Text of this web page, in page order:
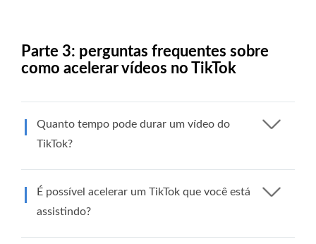
Parte 3: perguntas frequentes sobre
como acelerar vídeos no TikTok
Quanto tempo pode durar um vídeo do
TikTok?
É possível acelerar um TikTok que você está
assistindo?